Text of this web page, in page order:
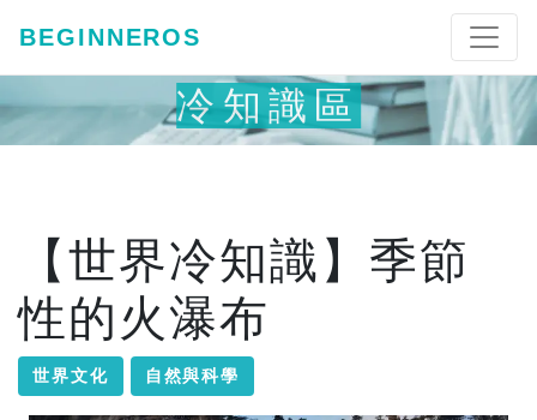
BEGINNEROS
冷知識區
【世界冷知識】季節
性的火瀑布
世界文化 自然與科學